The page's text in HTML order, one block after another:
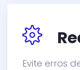
Evite erros